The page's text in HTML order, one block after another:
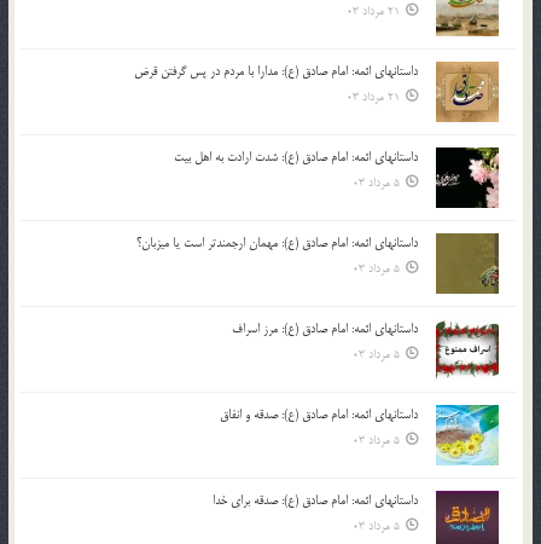
21 مرداد 03
داستانهای ائمه: امام صادق (ع): مدارا با مردم در پس گرفتن قرض
21 مرداد 03
داستانهای ائمه: امام صادق (ع): شدت ارادت به اهل بیت
5 مرداد 03
داستانهای ائمه: امام صادق (ع): مهمان ارجمندتر است یا میزبان؟
5 مرداد 03
داستانهای ائمه: امام صادق (ع): مرز اسراف
5 مرداد 03
داستانهای ائمه: امام صادق (ع): صدقه و انفاق
5 مرداد 03
داستانهای ائمه: امام صادق (ع): صدقه برای خدا
5 مرداد 03